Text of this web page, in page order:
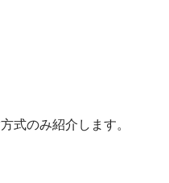
式のみ紹介します。